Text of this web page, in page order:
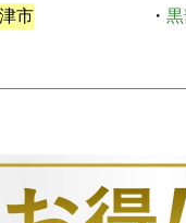
市 ・